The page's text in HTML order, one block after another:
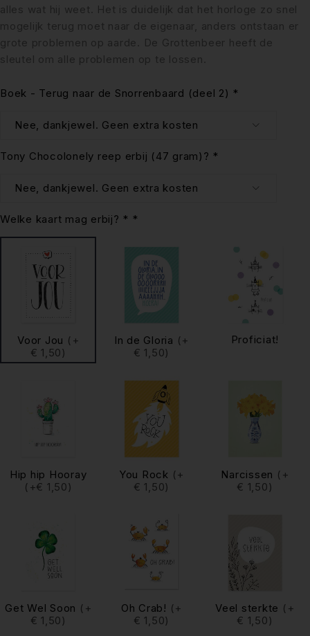
alles wat hij weet. Het is duidelijk dat het horloge zo snel
mogelijk terug moet naar de eigenaar, anders ontstaan er
grote problemen op aarde. De Grottenbeer heeft de
sleutel om alle problemen op te lossen.
Boek - Terug naar de Snorrenbaard (deel 2) *
Tony Chocolonely reep erbij (47 gram)? *
Welke kaart mag erbij? * *
Voor Jou (+
€ 1,50)
In de Gloria (+
€ 1,50)
Proficiat!
Hip hip Hooray
(+€ 1,50)
You Rock (+
€ 1,50)
Narcissen (+
€ 1,50)
Get Wel Soon (+
€ 1,50)
Oh Crab! (+
€ 1,50)
Veel sterkte (+
€ 1,50)